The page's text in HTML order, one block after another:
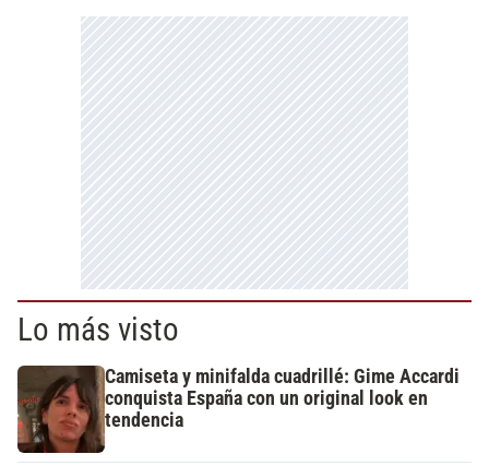
Lo más visto
Camiseta y minifalda cuadrillé: Gime Accardi
conquista España con un original look en
tendencia